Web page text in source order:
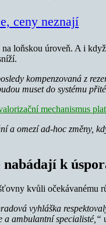
ceny neznají
loňskou úroveň. A i
kompenzovaná z
muset do systému
mechanismus
a omezí ad-hoc změny,
k
kvůli očekávanému
vyhláška
a ambulantní specialisté,“